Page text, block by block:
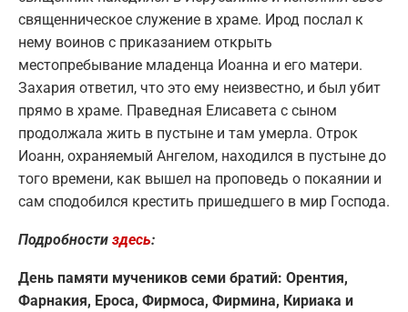
священническое служение в храме. Ирод послал к
нему воинов с приказанием открыть
местопребывание младенца Иоанна и его матери.
Захария ответил, что это ему неизвестно, и был убит
прямо в храме. Праведная Елисавета с сыном
продолжала жить в пустыне и там умерла. Отрок
Иоанн, охраняемый Ангелом, находился в пустыне до
того времени, как вышел на проповедь о покаянии и
сам сподобился крестить пришедшего в мир Господа.
Подробности здесь:
День памяти мучеников семи братий: Орентия,
Фарнакия, Ероса, Фирмоса, Фирмина, Кириака и